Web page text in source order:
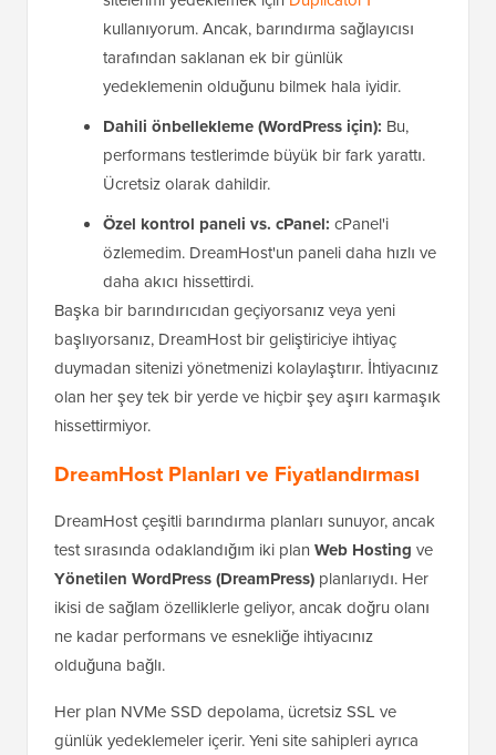
kullanıyorum. Ancak, barındırma sağlayıcısı
tarafından saklanan ek bir günlük
yedeklemenin olduğunu bilmek hala iyidir.
Dahili önbellekleme (WordPress için): Bu,
performans testlerimde büyük bir fark yarattı.
Ücretsiz olarak dahildir.
Özel kontrol paneli vs. cPanel: cPanel'i
özlemedim. DreamHost'un paneli daha hızlı ve
daha akıcı hissettirdi.
Başka bir barındırıcıdan geçiyorsanız veya yeni
başlıyorsanız, DreamHost bir geliştiriciye ihtiyaç
duymadan sitenizi yönetmenizi kolaylaştırır. İhtiyacınız
olan her şey tek bir yerde ve hiçbir şey aşırı karmaşık
hissettirmiyor.
DreamHost Planları ve Fiyatlandırması
DreamHost çeşitli barındırma planları sunuyor, ancak
test sırasında odaklandığım iki plan Web Hosting ve
Yönetilen WordPress (DreamPress) planlarıydı. Her
ikisi de sağlam özelliklerle geliyor, ancak doğru olanı
ne kadar performans ve esnekliğe ihtiyacınız
olduğuna bağlı.
Her plan NVMe SSD depolama, ücretsiz SSL ve
günlük yedeklemeler içerir. Yeni site sahipleri ayrıca